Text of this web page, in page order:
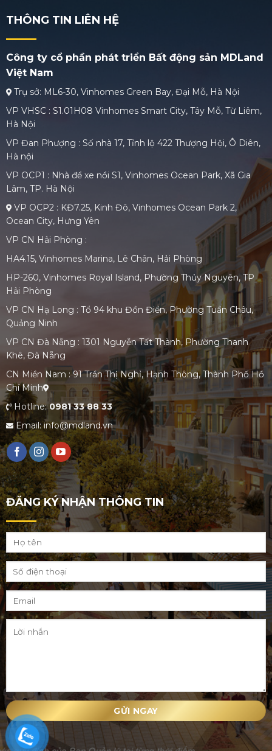
THÔNG TIN LIÊN HỆ
Công ty cổ phần phát triển Bất động sản MDLand
Việt Nam
Trụ sở: ML6-30, Vinhomes Green Bay, Đại Mỗ, Hà Nội
VP VHSC : S1.01H08 Vinhomes Smart City, Tây Mỗ, Từ Liêm,
Hà Nội
VP Đan Phượng : Số nhà 17, Tỉnh lộ 422 Thượng Hội, Ô Diên,
Hà nội
VP OCP1 : Nhà để xe nổi S1, Vinhomes Ocean Park, Xã Gia
Lâm, TP. Hà Nội
VP OCP2 : KĐ7.25, Kinh Đô, Vinhomes Ocean Park 2,
Ocean City, Hưng Yên
VP CN Hải Phòng :
HA4.15, Vinhomes Marina, Lê Chân, Hải Phòng
HP-260, Vinhomes Royal Island, Phường Thủy Nguyên, TP
Hải Phòng
VP CN Hạ Long : Tổ 94 khu Đồn Điền, Phường Tuần Châu,
Quảng Ninh
VP CN Đà Nẵng : 1301 Nguyễn Tất Thành, Phường Thanh
Khê, Đà Nẵng
CN Miền Nam : 91 Trần Thị Nghỉ, Hạnh Thông, Thành Phố Hồ
Chí Minh
Hotline:0981 33 88 33
Email: info@mdland.vn
ĐĂNG KÝ NHẬN THÔNG TIN